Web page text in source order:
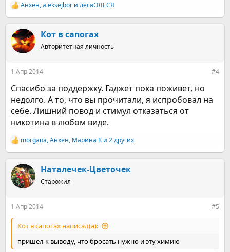
Р
е
к
ц
и
Анхен,aleksejbor и лесяОЛЕСЯ
Кот в сапогах
Авторитетная личность
1 Апр 2014 #4
Спасибо за поддержку. Гаджет пока поживет, но
недолго. А то, что вы прочитали, я испробовал на
себе. Лишний повод и стимул отказаться от
никотина в любом виде.
Р
е
к
ц
и
morgana,Анхен, Марина Ки 2 других
Наталечек-Цветочек
Старожил
1 Апр 2014 #5
Кот в сапогах написал(а):
пришел к выводу, что бросать нужно и эту химию